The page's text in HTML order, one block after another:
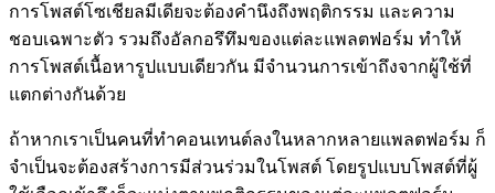
การโพสต์โซเชียลมีเดียจะต้องคำนึงถึงพฤติกรรม และความ
ชอบเฉพาะตัว รวมถึงอัลกอรึทึมของแต่ละแพลตฟอร์ม ทำให้
การโพสต์เนื้อหารูปแบบเดียวกัน มีจำนวนการเข้าถึงจากผู้ใช้ที่
แตกต่างกันด้วย
ถ้าหากเราเป็นคนที่ทำคอนเทนต์ลงในหลากหลายแพลตฟอร์ม ก็
จำเป็นจะต้องสร้างการมีส่วนร่วมในโพสต์ โดยรูปแบบโพสต์ที่ผู้